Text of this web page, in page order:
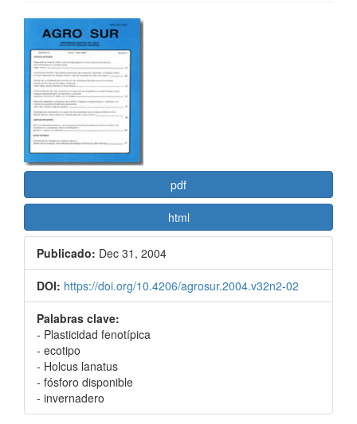
Barra
lateral
del
artículo
pdf
html
Publicado: Dec 31, 2004
DOI: https://doi.org/10.4206/agrosur.2004.v32n2-02
Palabras clave:
- Plasticidad fenotípica
- ecotipo
- Holcus lanatus
- fósforo disponible
- invernadero